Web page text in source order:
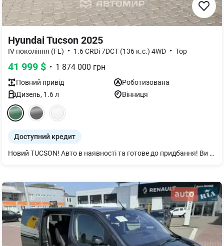
Hyundai Tucson 2025
IV покоління (FL) • 1.6 CRDi 7DCT (136 к.с.) 4WD • Top
41 999 $ • 1 874 000 грн
Повний привід
Роботизована
Дизель, 1.6л Вінниця
Доступний кредит
Новий TUCSON! Авто в наявності та готове до придбання! Ви можете придбати авто у кредит до 7 років та лізинг. Також ми пропонуємо обміняти Ваше старе авто на нове у нашому автосалоні по програмі Трейд-Ін.